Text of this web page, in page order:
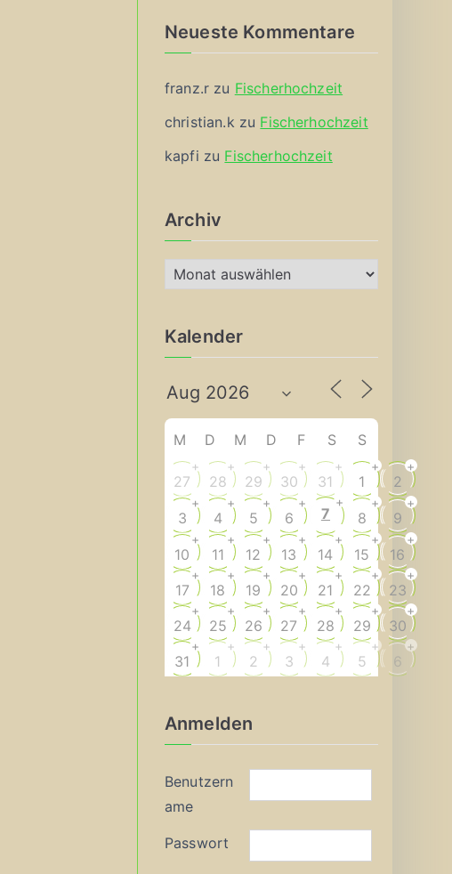
Neueste Kommentare
franz.r zu Fischerhochzeit
christian.k zu Fischerhochzeit
kapfi zu Fischerhochzeit
Archiv
r
h
v
Kalender
M D M D F S S
27
+
28
+
29
+
30
+
31
+
1
+
2
+
3
+
4
+
5
+
6
+
7
+
8
+
9
+
10
+
11
+
12
+
13
+
14
+
15
+
16
+
17
+
18
+
19
+
20
+
21
+
22
+
23
+
24
+
25
+
26
+
27
+
28
+
29
+
30
+
31
+
1
+
2
+
3
+
4
+
5
+
6
+
Anmelden
Benutzern
ame
Passwort